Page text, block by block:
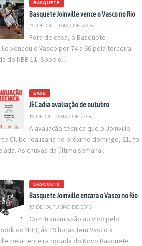
BASQUETE
Basquete Joinville vence o Vasco no Rio
20 DE OUTUBRO DE 2018
Fora de casa, o Basquete
venceu o Vasco por 74 a 66 pela terceira
do NBB 11. Sobe o...
BASE
JEC adia avaliação de outubro
19 DE OUTUBRO DE 2018
A avaliação técnica que o Joinville
Clube realizaria no próximo domingo, 21, foi
As chuvas da última semana...
BASQUETE
Basquete Joinville encara o Vasco no Rio
19 DE OUTUBRO DE 2018
Com transmissão ao vivo pelo
do NBB, às 19 horas tem Vasco x
pela terceira rodada do Novo Basquete